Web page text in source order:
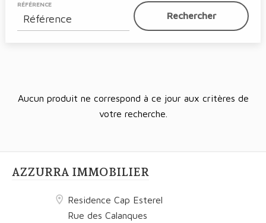
RÉFÉRENCE
Rechercher
Aucun produit ne correspond à ce jour aux critères de
votre recherche.
AZZURRA IMMOBILIER
Residence Cap Esterel
Rue des Calanques